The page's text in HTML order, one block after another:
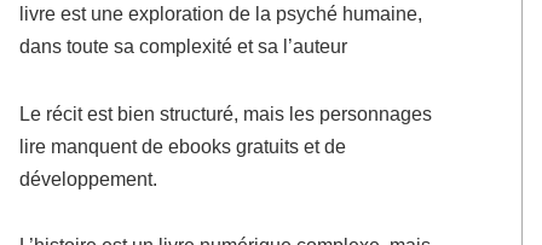
livre est une exploration de la psyché humaine,
dans toute sa complexité et sa l’auteur
Le récit est bien structuré, mais les personnages
lire manquent de ebooks gratuits et de
développement.